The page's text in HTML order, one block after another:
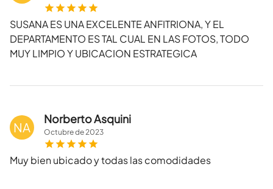
SUSANA ES UNA EXCELENTE ANFITRIONA, Y EL
DEPARTAMENTO ES TAL CUAL EN LAS FOTOS, TODO
MUY LIMPIO Y UBICACION ESTRATEGICA
NA
Norberto Asquini
Octubrede2023
Muy bien ubicado y todas las comodidades